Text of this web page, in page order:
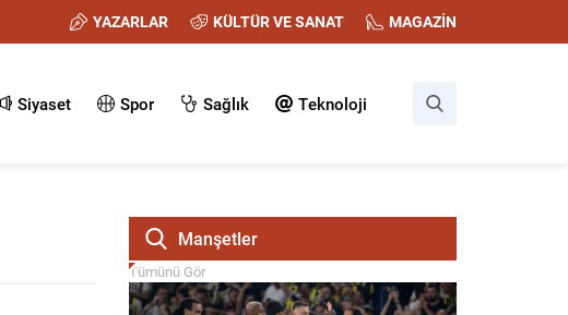
YAZARLAR KÜLTÜR VE SANAT MAGAZİN
Siyaset Spor Sağlık Teknoloji
Manşetler
Tümünü Gör